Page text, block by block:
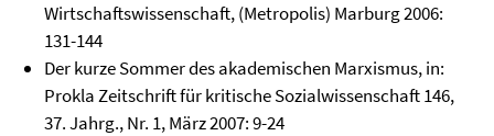
Wirtschaftswissenschaft, (Metropolis) Marburg 2006:
131-144
Der kurze Sommer des akademischen Marxismus, in:
Prokla Zeitschrift für kritische Sozialwissenschaft 146,
37. Jahrg., Nr. 1, März 2007: 9-24